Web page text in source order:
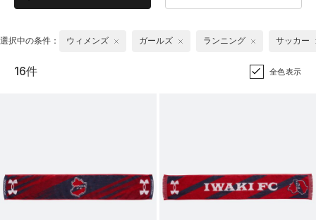
選択中の条件： ウィメンズ ガールズ ランニング サッカー
16件 全色表示